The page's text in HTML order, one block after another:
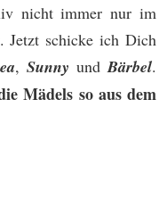
nicht immer nur im
Jetzt schicke ich Dich
, Sunny undBärbel.
Mädels so aus dem